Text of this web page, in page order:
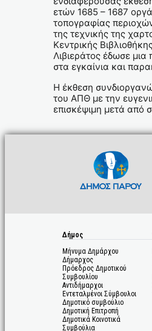
ετών 1685 – 1687
τοπογραφίας
της τεχνικής της
Κεντρικής
Λιβιεράτος έδωσε
στα εγκαίνια και
Η έκθεση
του ΑΠΘ με την
επισκέψιμη μετά από
Δήμος
Μήνυμα Δημάρχου
Δήμαρχος
Πρόεδρος Δημοτικού
Συμβουλίου
Αντιδήμαρχοι
Εντεταλμένοι Σύμβουλοι
Δημοτικό συμβούλιο
Δημοτική Επιτροπή
Δημοτικά Κοινοτικά
Συμβούλια